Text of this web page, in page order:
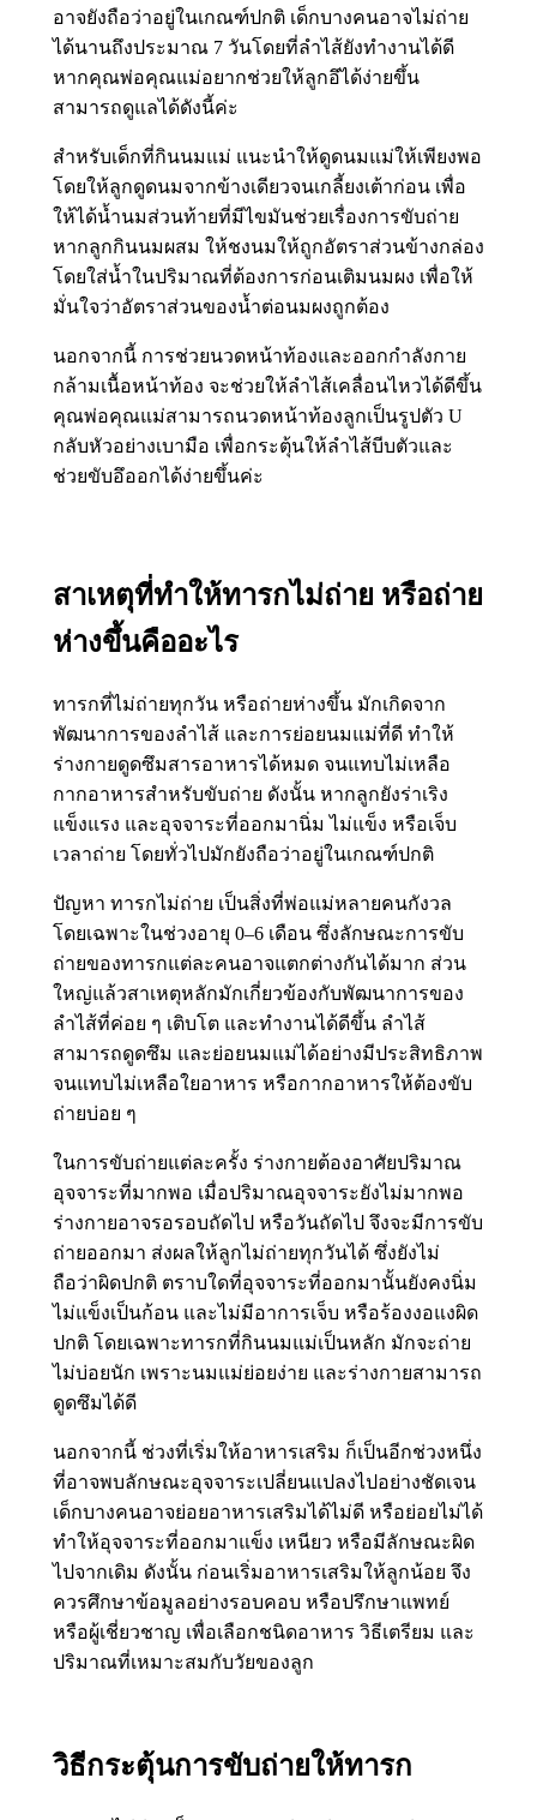
อาจยังถือว่าอยู่ในเกณฑ์ปกติ เด็กบางคนอาจไม่ถ่าย
ได้นานถึงประมาณ 7 วันโดยที่ลำไส้ยังทำงานได้ดี
หากคุณพ่อคุณแม่อยากช่วยให้ลูกอึได้ง่ายขึ้น
สามารถดูแลได้ดังนี้ค่ะ
สำหรับเด็กที่กินนมแม่ แนะนำให้ดูดนมแม่ให้เพียงพอ
โดยให้ลูกดูดนมจากข้างเดียวจนเกลี้ยงเต้าก่อน เพื่อ
ให้ได้น้ำนมส่วนท้ายที่มีไขมันช่วยเรื่องการขับถ่าย
หากลูกกินนมผสม ให้ชงนมให้ถูกอัตราส่วนข้างกล่อง
โดยใส่น้ำในปริมาณที่ต้องการก่อนเติมนมผง เพื่อให้
มั่นใจว่าอัตราส่วนของน้ำต่อนมผงถูกต้อง
นอกจากนี้ การช่วยนวดหน้าท้องและออกกำลังกาย
กล้ามเนื้อหน้าท้อง จะช่วยให้ลำไส้เคลื่อนไหวได้ดีขึ้น
คุณพ่อคุณแม่สามารถนวดหน้าท้องลูกเป็นรูปตัว U
กลับหัวอย่างเบามือ เพื่อกระตุ้นให้ลำไส้บีบตัวและ
ช่วยขับอึออกได้ง่ายขึ้นค่ะ
สาเหตุที่ทำให้ทารกไม่ถ่าย หรือถ่าย
ห่างขึ้นคืออะไร
ทารกที่ไม่ถ่ายทุกวัน หรือถ่ายห่างขึ้น มักเกิดจาก
พัฒนาการของลำไส้ และการย่อยนมแม่ที่ดี ทำให้
ร่างกายดูดซึมสารอาหารได้หมด จนแทบไม่เหลือ
กากอาหารสำหรับขับถ่าย ดังนั้น หากลูกยังร่าเริง
แข็งแรง และอุจจาระที่ออกมานิ่ม ไม่แข็ง หรือเจ็บ
เวลาถ่าย โดยทั่วไปมักยังถือว่าอยู่ในเกณฑ์ปกติ
ปัญหา ทารกไม่ถ่าย เป็นสิ่งที่พ่อแม่หลายคนกังวล
โดยเฉพาะในช่วงอายุ 0–6 เดือน ซึ่งลักษณะการขับ
ถ่ายของทารกแต่ละคนอาจแตกต่างกันได้มาก ส่วน
ใหญ่แล้วสาเหตุหลักมักเกี่ยวข้องกับพัฒนาการของ
ลำไส้ที่ค่อย ๆ เติบโต และทำงานได้ดีขึ้น ลำไส้
สามารถดูดซึม และย่อยนมแม่ได้อย่างมีประสิทธิภาพ
จนแทบไม่เหลือใยอาหาร หรือกากอาหารให้ต้องขับ
ถ่ายบ่อย ๆ
ในการขับถ่ายแต่ละครั้ง ร่างกายต้องอาศัยปริมาณ
อุจจาระที่มากพอ เมื่อปริมาณอุจจาระยังไม่มากพอ
ร่างกายอาจรอรอบถัดไป หรือวันถัดไป จึงจะมีการขับ
ถ่ายออกมา ส่งผลให้ลูกไม่ถ่ายทุกวันได้ ซึ่งยังไม่
ถือว่าผิดปกติ ตราบใดที่อุจจาระที่ออกมานั้นยังคงนิ่ม
ไม่แข็งเป็นก้อน และไม่มีอาการเจ็บ หรือร้องงอแงผิด
ปกติ โดยเฉพาะทารกที่กินนมแม่เป็นหลัก มักจะถ่าย
ไม่บ่อยนัก เพราะนมแม่ย่อยง่าย และร่างกายสามารถ
ดูดซึมได้ดี
นอกจากนี้ ช่วงที่เริ่มให้อาหารเสริม ก็เป็นอีกช่วงหนึ่ง
ที่อาจพบลักษณะอุจจาระเปลี่ยนแปลงไปอย่างชัดเจน
เด็กบางคนอาจย่อยอาหารเสริมได้ไม่ดี หรือย่อยไม่ได้
ทำให้อุจจาระที่ออกมาแข็ง เหนียว หรือมีลักษณะผิด
ไปจากเดิม ดังนั้น ก่อนเริ่มอาหารเสริมให้ลูกน้อย จึง
ควรศึกษาข้อมูลอย่างรอบคอบ หรือปรึกษาแพทย์
หรือผู้เชี่ยวชาญ เพื่อเลือกชนิดอาหาร วิธีเตรียม และ
ปริมาณที่เหมาะสมกับวัยของลูก
วิธีกระตุ้นการขับถ่ายให้ทารก